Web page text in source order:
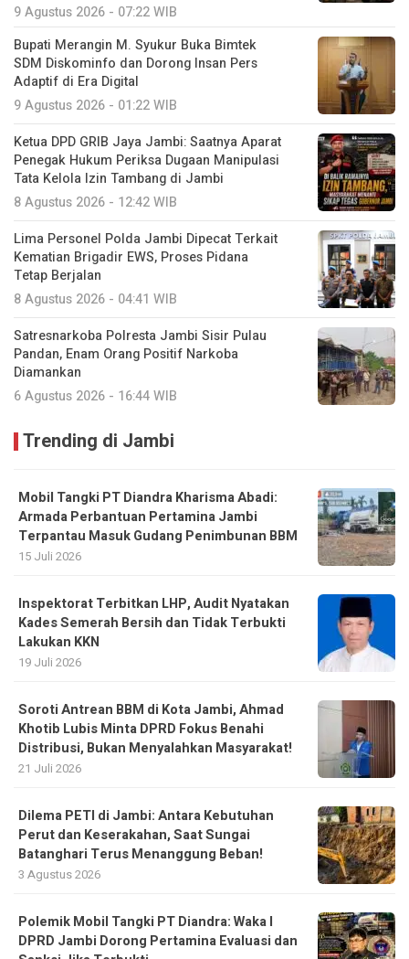
9 Agustus 2026 - 07:22 WIB
Bupati Merangin M. Syukur Buka Bimtek
SDM Diskominfo dan Dorong Insan Pers
Adaptif di Era Digital
9 Agustus 2026 - 01:22 WIB
Ketua DPD GRIB Jaya Jambi: Saatnya Aparat
Penegak Hukum Periksa Dugaan Manipulasi
Tata Kelola Izin Tambang di Jambi
8 Agustus 2026 - 12:42 WIB
Lima Personel Polda Jambi Dipecat Terkait
Kematian Brigadir EWS, Proses Pidana
Tetap Berjalan
8 Agustus 2026 - 04:41 WIB
Satresnarkoba Polresta Jambi Sisir Pulau
Pandan, Enam Orang Positif Narkoba
Diamankan
6 Agustus 2026 - 16:44 WIB
Trending di Jambi
Mobil Tangki PT Diandra Kharisma Abadi:
Armada Perbantuan Pertamina Jambi
Terpantau Masuk Gudang Penimbunan BBM
15 Juli 2026
Inspektorat Terbitkan LHP, Audit Nyatakan
Kades Semerah Bersih dan Tidak Terbukti
Lakukan KKN
19 Juli 2026
Soroti Antrean BBM di Kota Jambi, Ahmad
Khotib Lubis Minta DPRD Fokus Benahi
Distribusi, Bukan Menyalahkan Masyarakat!
21 Juli 2026
Dilema PETI di Jambi: Antara Kebutuhan
Perut dan Keserakahan, Saat Sungai
Batanghari Terus Menanggung Beban!
3 Agustus 2026
Polemik Mobil Tangki PT Diandra: Waka I
DPRD Jambi Dorong Pertamina Evaluasi dan